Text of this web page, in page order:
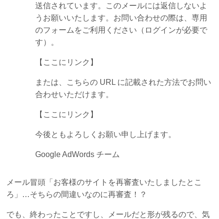
送信されています。このメールには返信しないよ
うお願いいたします。お問い合わせの際は、専用
のフォームをご利用ください（ログインが必要で
す）。
【ここにリンク】
または、こちらの URL に記載された方法でお問い
合わせいただけます。
【ここにリンク】
今後ともよろしくお願い申し上げます。
Google AdWords チーム
メール冒頭「お客様のサイトを再審査いたしましたとこ
ろ」…そちらの間違いなのに再審査！？
でも、終わったことですし、メールだと形が残るので、気